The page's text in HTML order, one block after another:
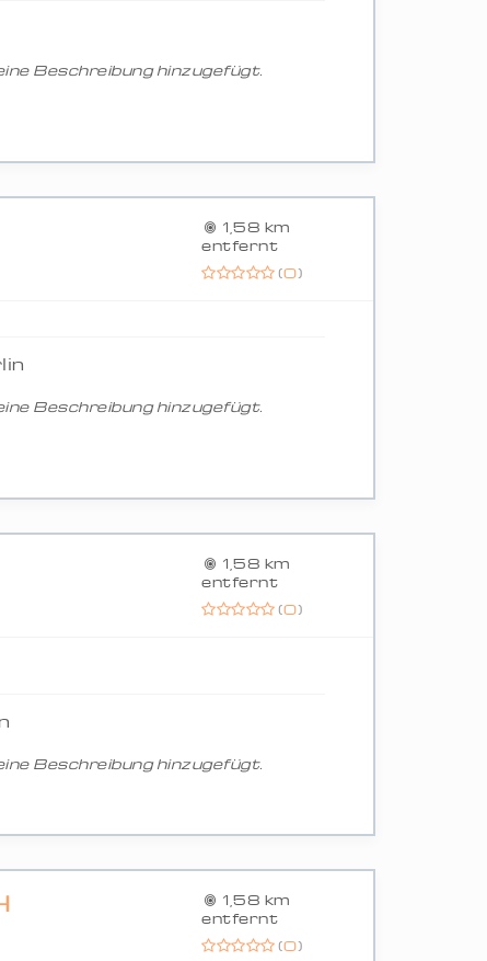
Beschreibung hinzugefügt.
1,58 km
entfernt
(0)
Beschreibung hinzugefügt.
1,58 km
entfernt
(0)
Beschreibung hinzugefügt.
1,58 km
entfernt
(0)